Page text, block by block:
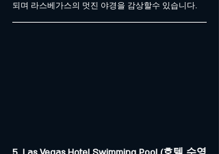
되며 라스베가스의 멋진 야경을 감상할수 있습니다.